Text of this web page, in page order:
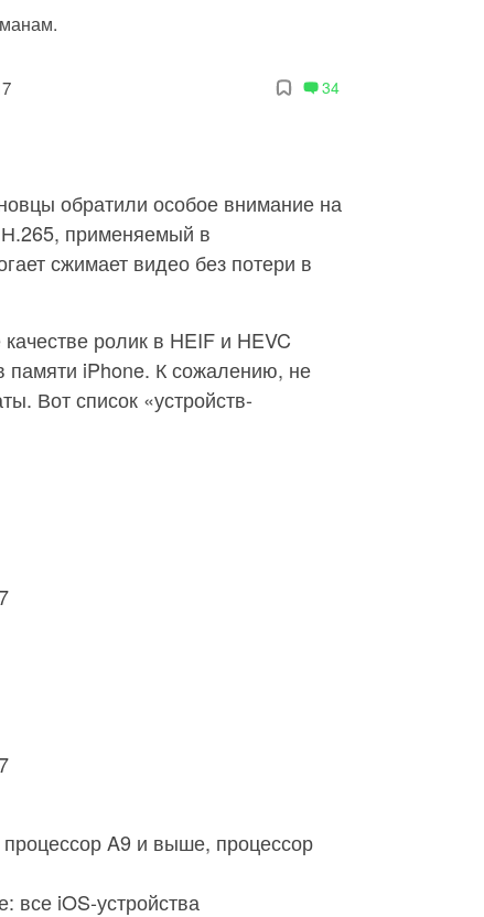
34
обратили особое внимание на
применяемый в
сжимает видео без потери в
ролик в HEIF и HEVC
памяти iPhone. К сожалению, не
Вот список «устройств-
A9 и выше, процессор
все iOS-устройства